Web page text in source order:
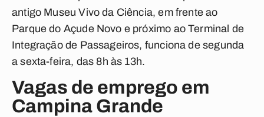
antigo Museu Vivo da Ciência, em frente ao
Parque do Açude Novo e próximo ao Terminal de
Integração de Passageiros, funciona de segunda
a sexta-feira, das 8h às 13h.
Vagas de emprego em
Campina Grande